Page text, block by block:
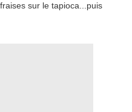
sur le tapioca...puis